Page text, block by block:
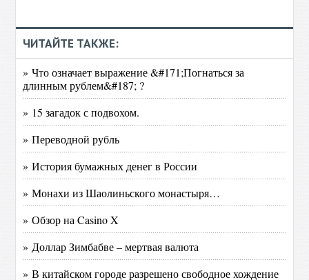
ЧИТАЙТЕ ТАКЖЕ:
» Что означает выражение &#171;Погнаться за
длинным рублем&#187; ?
» 15 загадок с подвохом.
» Переводной рубль
» История бумажных денег в России
» Монахи из Шаолиньского монастыря…
» Обзор на Casino X
» Доллар Зимбабве – мертвая валюта
» В китайском городе разрешено свободное хождение